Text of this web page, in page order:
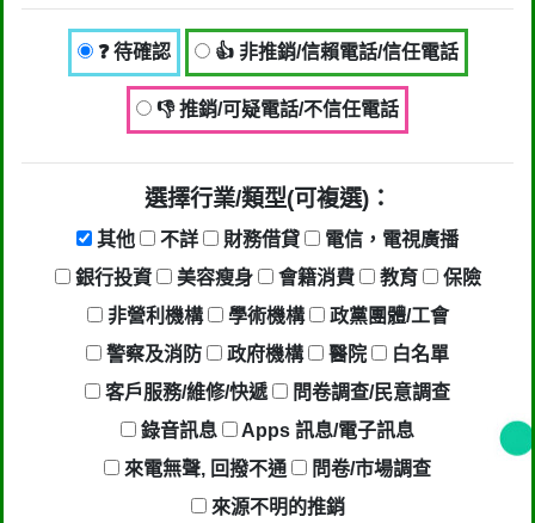
❓ 待確認 👍 非推銷/信賴電話/信任電話
👎 推銷/可疑電話/不信任電話
選擇行業/類型(可複選)：
其他 不詳 財務借貸
電信，電視廣播
銀行投資
美容瘦身 會籍消費 教育
保險
非營利機構
學術機構
政黨團體/工會
警察及消防
政府機構 醫院
白名單
客戶服務/維修/快遞
問卷調查/民意調查
錄音訊息
Apps 訊息/電子訊息
來電無聲, 回撥不通
問卷/市場調查
來源不明的推銷